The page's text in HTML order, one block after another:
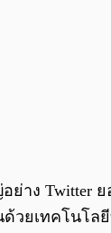
ย่าง
วยเทคโนโ